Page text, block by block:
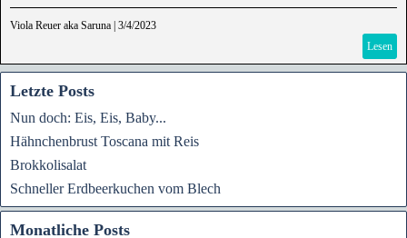
Viola Reuer aka Saruna 3/4/2023
Lesen
Letzte Posts
Nun doch: Eis, Eis, Baby...
Hähnchenbrust Toscana mit Reis
Brokkolisalat
Schneller Erdbeerkuchen vom Blech
Monatliche Posts